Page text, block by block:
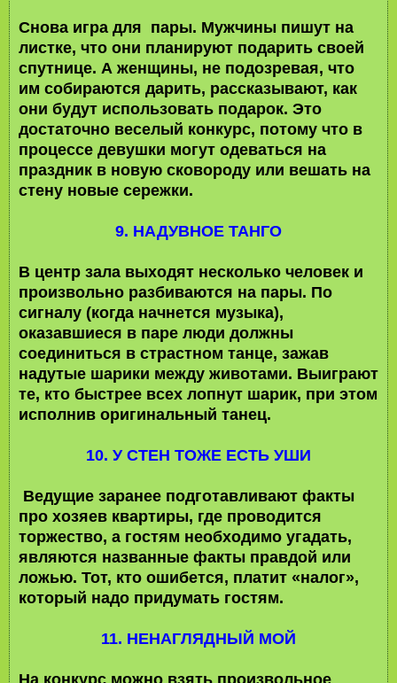
Снова игра для пары. Мужчины пишут на
листке, что они планируют подарить своей
спутнице. А женщины, не подозревая, что
им собираются дарить, рассказывают, как
они будут использовать подарок. Это
достаточно веселый конкурс, потому что в
процессе девушки могут одеваться на
праздник в новую сковороду или вешать на
стену новые сережки.
9. НАДУВНОЕ ТАНГО
В центр зала выходят несколько человек и
произвольно разбиваются на пары. По
сигналу (когда начнется музыка),
оказавшиеся в паре люди должны
соединиться в страстном танце, зажав
надутые шарики между животами. Выиграют
те, кто быстрее всех лопнут шарик, при этом
исполнив оригинальный танец.
10. У СТЕН ТОЖЕ ЕСТЬ УШИ
Ведущие заранее подготавливают факты
про хозяев квартиры, где проводится
торжество, а гостям необходимо угадать,
являются названные факты правдой или
ложью. Тот, кто ошибется, платит «налог»,
который надо придумать гостям.
11. НЕНАГЛЯДНЫЙ МОЙ
На конкурс можно взять произвольное